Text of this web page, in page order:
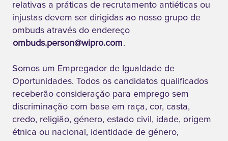
inovação, a
Wipro lançou o
programa
pioneiro School
Infrastructure
Management
(SIM), um
modelo único
de ensino
relativas a práticas de recrutamento antiéticas ou
injustas devem ser dirigidas ao nosso grupo de
ombuds através do endereço
ombuds.person@wipro.com.
Somos um Empregador de Igualdade de
Oportunidades. Todos os candidatos qualificados
receberão consideração para emprego sem
discriminação com base em raça, cor, casta,
credo, religião, género, estado civil, idade, origem
étnica ou nacional, identidade de género,